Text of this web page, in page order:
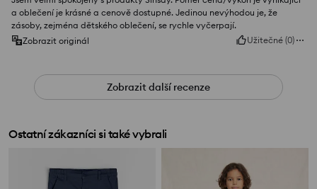
a oblečení je krásné a cenově dostupné. Jedinou nevýhodou je, že
zásoby, zejména dětského oblečení, se rychle vyčerpají.
Zobrazit originál
Užitečné (0)
Zobrazit další recenze
Ostatní zákazníci si také vybrali